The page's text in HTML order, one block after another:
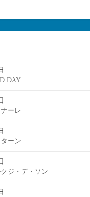
DAY
ーレ
ーン
ジ・デ・ソン